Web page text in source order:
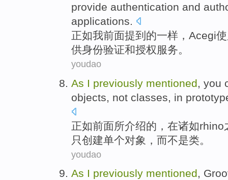
provide authentication and
applications.
正如我前面提到 的一样， Acegi
供身份验证和授权服务。
youdao
As I previously mentioned , you
objects
not classes in
正如前面所介绍的， 在诸如rhino
只创建单个对象 ， 而不是类。
youdao
As I previously mentioned,